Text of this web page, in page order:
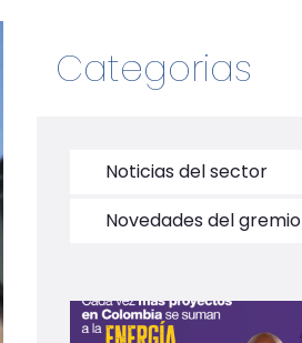
Categorias
Noticias del sector
Novedades del gremio